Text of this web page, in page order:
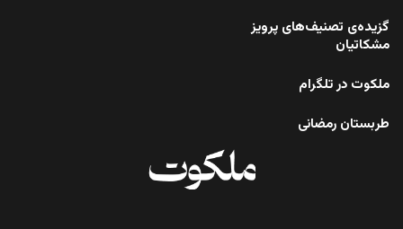
گزیده‌ی تصنیف‌های پرویز
مشکاتیان
ملکوت در تلگرام
طربستان رمضانی